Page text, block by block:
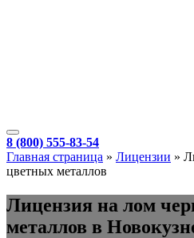
8 (800) 555-83-54
Главная страница » Лицензии »
цветных металлов
Лицензия на лом
металлов в